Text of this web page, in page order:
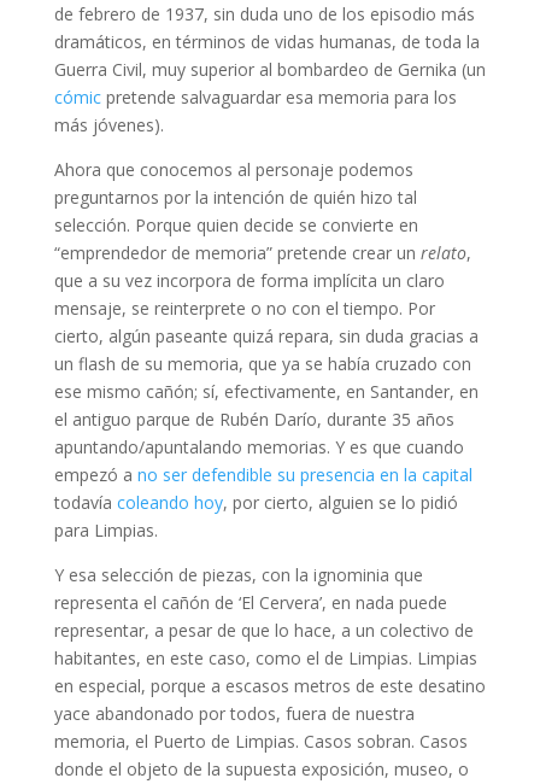
de febrero de 1937, sin duda uno de los episodio más
dramáticos, en términos de vidas humanas, de toda la
Guerra Civil, muy superior al bombardeo de Gernika (un
cómic pretende salvaguardar esa memoria para los
más jóvenes).
Ahora que conocemos al personaje podemos
preguntarnos por la intención de quién hizo tal
selección. Porque quien decide se convierte en
“emprendedor de memoria” pretende crear un relato,
que a su vez incorpora de forma implícita un claro
mensaje, se reinterprete o no con el tiempo. Por
cierto, algún paseante quizá repara, sin duda gracias a
un flash de su memoria, que ya se había cruzado con
ese mismo cañón; sí, efectivamente, en Santander, en
el antiguo parque de Rubén Darío, durante 35 años
apuntando/apuntalando memorias. Y es que cuando
empezó a no ser defendible su presencia en la capital
todavía coleando hoy, por cierto, alguien se lo pidió
para Limpias.
Y esa selección de piezas, con la ignominia que
representa el cañón de ‘El Cervera’, en nada puede
representar, a pesar de que lo hace, a un colectivo de
habitantes, en este caso, como el de Limpias. Limpias
en especial, porque a escasos metros de este desatino
yace abandonado por todos, fuera de nuestra
memoria, el Puerto de Limpias. Casos sobran. Casos
donde el objeto de la supuesta exposición, museo, o